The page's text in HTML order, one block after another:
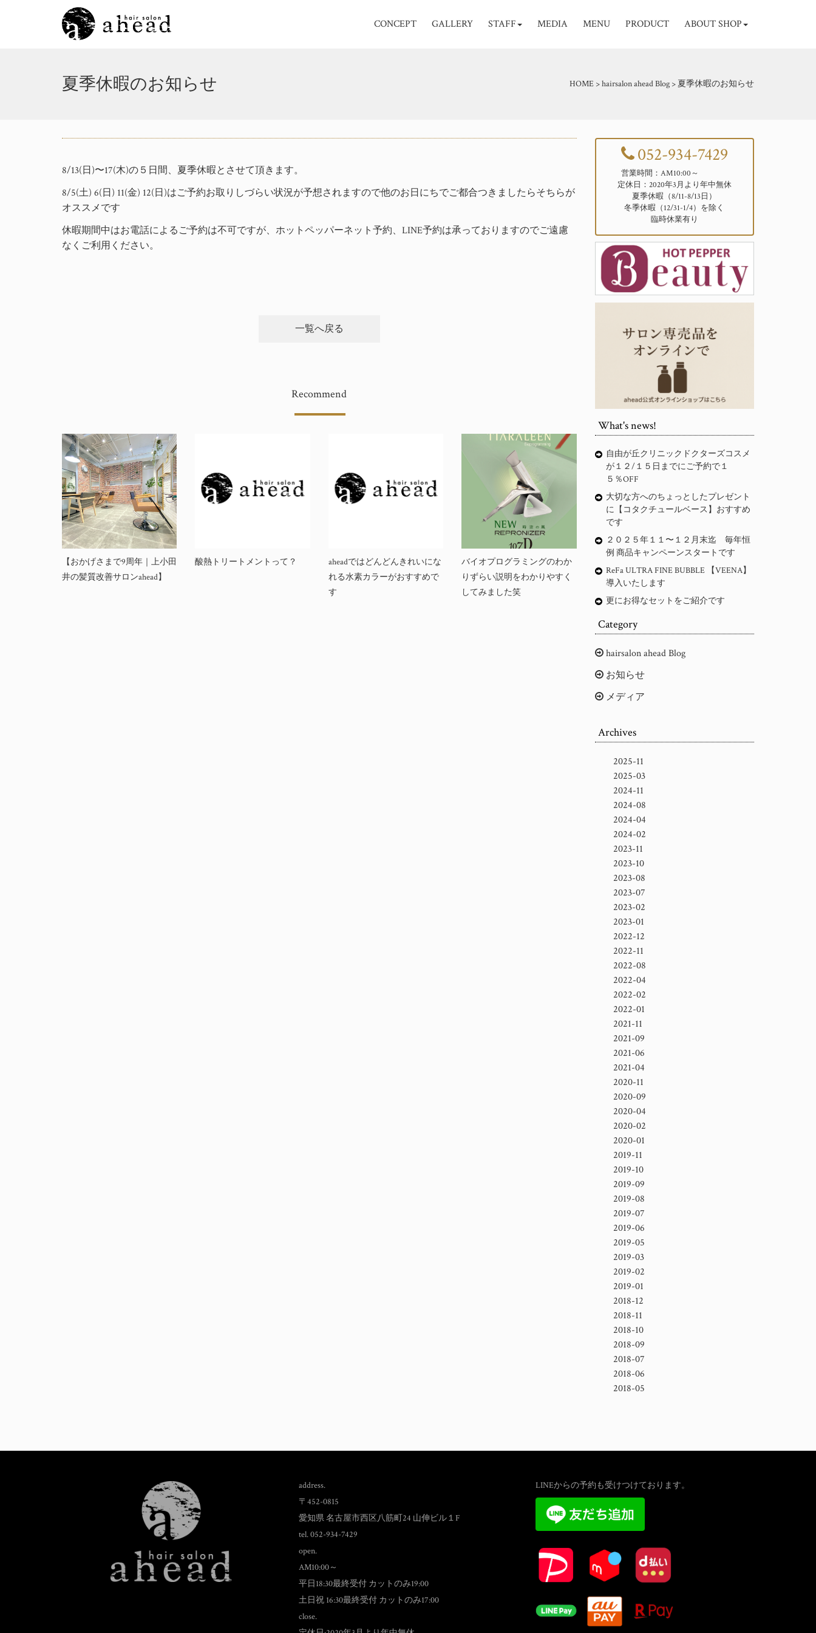
CONCEPT GALLERY STAFF MEDIA MENU PRODUCT ABOUT SHOP
夏季休暇のお知らせ HOME>hairsalon ahead Blog>夏季休暇のお知らせ
8/13(日)〜17(木)の５日間、夏季休暇とさせて頂きます。
8/5(土) 6(日) 11(金) 12(日)はご予約お取りしづらい状況が予想されますので他のお日にちでご都合つきましたらそちらが
オススメです
休暇期間中はお電話によるご予約は不可ですが、ホットペッパーネット予約、LINE予約は承っておりますのでご遠慮
なくご利用ください。
一覧へ戻る
Recommend
【おかげさまで9周年｜上小田
井の髪質改善サロンahead】
酸熱トリートメントって？
aheadではどんどんきれいにな
れる水素カラーがおすすめで
す
バイオプログラミングのわか
りずらい説明をわかりやすく
してみました笑
052-934-7429
営業時間：AM10:00～
定休日：2020年3月より年中無休
夏季休暇（8/11-8/13日）
冬季休暇（12/31-1/4）を除く
臨時休業有り
What's news!
自由が丘クリニックドクターズコスメ
が１２/１５日までにご予約で１
５％OFF
大切な方へのちょっとしたプレゼント
に【コタクチュールベース】おすすめ
です
２０２５年１１〜１２月末迄 毎年恒
例 商品キャンペーンスタートです
ReFa ULTRA FINE BUBBLE 【VEENA】
導入いたします
更にお得なセットをご紹介です
Category
hairsalon ahead Blog
お知らせ
メディア
Archives
2025-11
2025-03
2024-11
2024-08
2024-04
2024-02
2023-11
2023-10
2023-08
2023-07
2023-02
2023-01
2022-12
2022-11
2022-08
2022-04
2022-02
2022-01
2021-11
2021-09
2021-06
2021-04
2020-11
2020-09
2020-04
2020-02
2020-01
2019-11
2019-10
2019-09
2019-08
2019-07
2019-06
2019-05
2019-03
2019-02
2019-01
2018-12
2018-11
2018-10
2018-09
2018-07
2018-06
2018-05
address.
〒452-0815
愛知県 名古屋市西区八筋町24 山伸ビル１F
tel. 052-934-7429
open.
AM10:00～
平日18:30最終受付 カットのみ19:00
土日祝 16:30最終受付 カットのみ17:00
close.
LINEからの予約も受けつけております。